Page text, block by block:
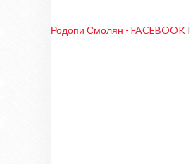
Родопи Смолян - FACEBOOK I